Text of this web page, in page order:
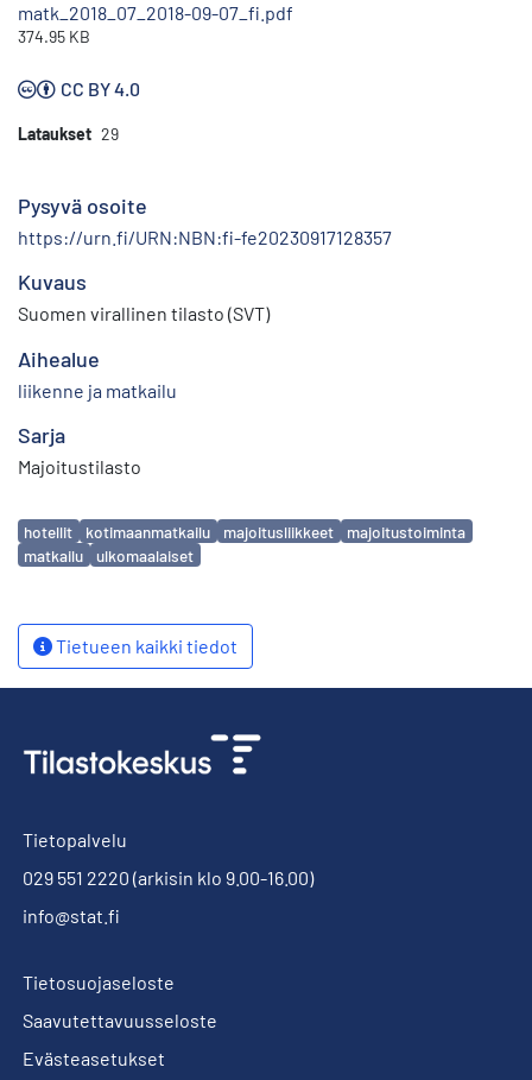
matk_2018_07_2018-09-07_fi.pdf
374.95 KB
CC BY 4.0
Lataukset 29
Pysyvä osoite
https://urn.fi/URN:NBN:fi-fe20230917128357
Kuvaus
Suomen virallinen tilasto (SVT)
Aihealue
liikenne ja matkailu
Sarja
Majoitustilasto
Avainsanat
hotellit kotimaanmatkailu majoitusliikkeet
majoitustoiminta
matkailu
ulkomaalaiset
Tietueen kaikki tiedot
Tietopalvelu
029 551 2220 (arkisin klo 9.00-16.00)
info@stat.fi
Tietosuojaseloste
Saavutettavuusseloste
Evästeasetukset